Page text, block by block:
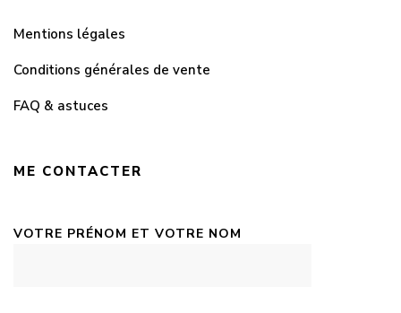
Mentions légales
Conditions générales de vente
FAQ & astuces
ME CONTACTER
VOTRE PRÉNOM ET VOTRE NOM